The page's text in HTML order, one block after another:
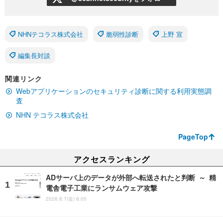
NHNテコラス株式会社 脆弱性診断 上野 宣
編集長対談
関連リンク
Webアプリケーションのセキュリティ診断に関する利用実態調
査
NHN テコラス株式会社
PageTop
アクセスランキング
ADサーバ上のデータが外部へ転送されたと判断 ～ 精
電舎電子工業にランサムウェア攻撃
2026.8.7(金) 8:05